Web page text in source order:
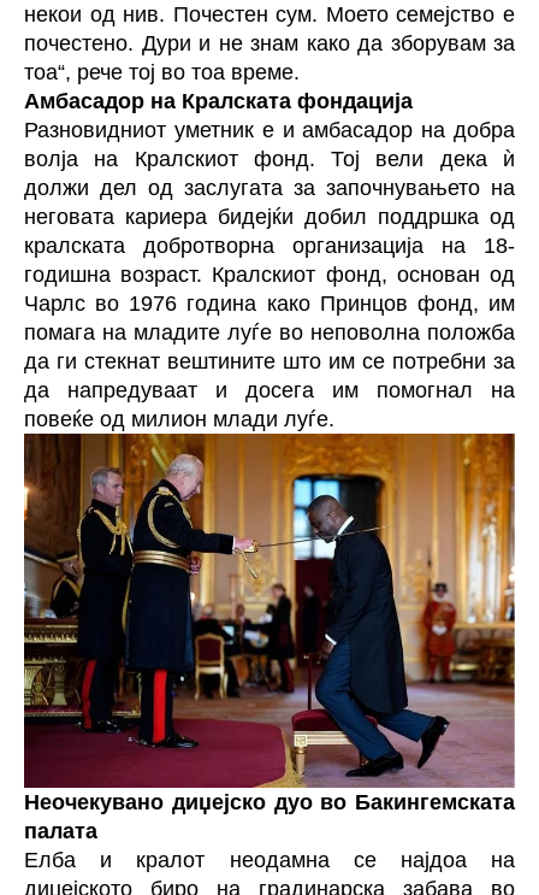
некои од нив. Почестен сум. Моето семејство е
почестено. Дури и не знам како да зборувам за
тоа“, рече тој во тоа време.
Амбасадор на Кралската фондација
Разновидниот уметник е и амбасадор на добра
волја на Кралскиот фонд. Тој вели дека ѝ
должи дел од заслугата за започнувањето на
неговата кариера бидејќи добил поддршка од
кралската добротворна организација на 18-
годишна возраст. Кралскиот фонд, основан од
Чарлс во 1976 година како Принцов фонд, им
помага на младите луѓе во неповолна положба
да ги стекнат вештините што им се потребни за
да напредуваат и досега им помогнал на
повеќе од милион млади луѓе.
Неочекувано диџејско дуо во Бакингемската
палата
Елба и кралот неодамна се најдоа на
диџејското биро на градинарска забава во